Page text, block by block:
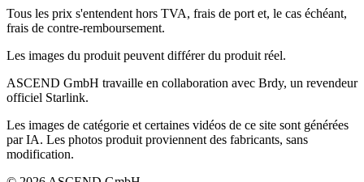
Tous les prix s'entendent hors TVA, frais de port et, le cas échéant,
frais de contre-remboursement.
Les images du produit peuvent différer du produit réel.
ASCEND GmbH travaille en collaboration avec Brdy, un revendeur
officiel Starlink.
Les images de catégorie et certaines vidéos de ce site sont générées
par IA. Les photos produit proviennent des fabricants, sans
modification.